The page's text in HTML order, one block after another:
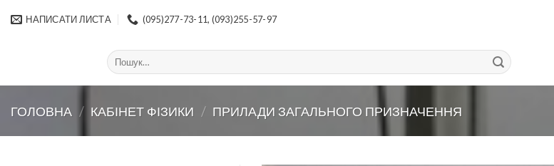
НАПИСАТИ ЛИСТА (095)277-73-11, (093)255-57-97
Шукати:
ГОЛОВНА / КАБІНЕТ ФІЗИКИ / ПРИЛАДИ ЗАГАЛЬНОГО ПРИЗНАЧЕННЯ